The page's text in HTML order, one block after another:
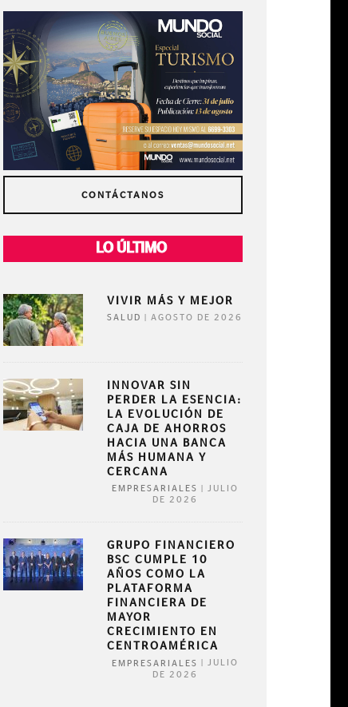
CONTÁCTANOS
LO ÚLTIMO
VIVIR MÁS Y MEJOR
SALUD AGOSTO DE 2026
INNOVAR SIN
PERDER LA ESENCIA:
LA EVOLUCIÓN DE
CAJA DE AHORROS
HACIA UNA BANCA
MÁS HUMANA Y
CERCANA
EMPRESARIALES
JULIO
DE 2026
GRUPO FINANCIERO
BSC CUMPLE 10
AÑOS COMO LA
PLATAFORMA
FINANCIERA DE
MAYOR
CRECIMIENTO EN
CENTROAMÉRICA
EMPRESARIALES
JULIO
DE 2026